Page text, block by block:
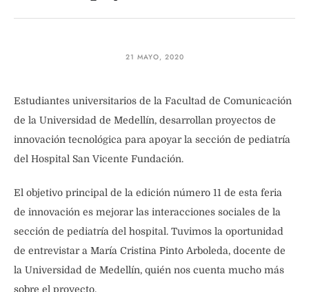
21 MAYO, 2020
Estudiantes universitarios de la Facultad de Comunicación
de la Universidad de Medellín, desarrollan proyectos de
innovación tecnológica para apoyar la sección de pediatría
del Hospital San Vicente Fundación.
El objetivo principal de la edición número 11 de esta feria
de innovación es mejorar las interacciones sociales de la
sección de pediatría del hospital. Tuvimos la oportunidad
de entrevistar a María Cristina Pinto Arboleda, docente de
la Universidad de Medellín, quién nos cuenta mucho más
sobre el proyecto.